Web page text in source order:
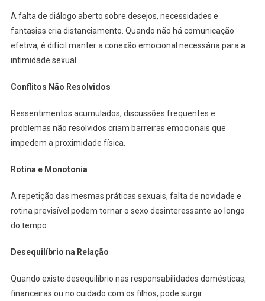
A falta de diálogo aberto sobre desejos, necessidades e
fantasias cria distanciamento. Quando não há comunicação
efetiva, é difícil manter a conexão emocional necessária para a
intimidade sexual.
Conflitos Não Resolvidos
Ressentimentos acumulados, discussões frequentes e
problemas não resolvidos criam barreiras emocionais que
impedem a proximidade física.
Rotina e Monotonia
A repetição das mesmas práticas sexuais, falta de novidade e
rotina previsível podem tornar o sexo desinteressante ao longo
do tempo.
Desequilíbrio na Relação
Quando existe desequilíbrio nas responsabilidades domésticas,
financeiras ou no cuidado com os filhos, pode surgir